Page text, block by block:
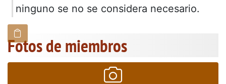
ninguno se no se considera necesario.
Fotos de miembros